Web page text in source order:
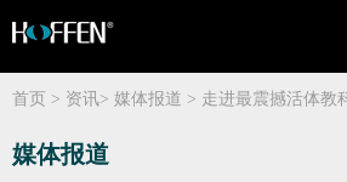
首页 > 资讯> 媒体报道 > 走进最震撼活体教
媒体报道